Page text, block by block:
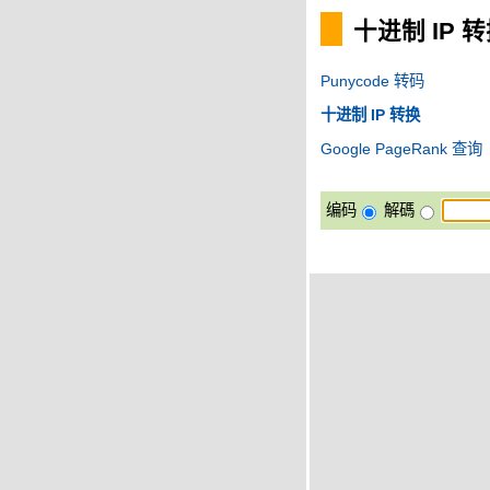
十进制 IP
Punycode 转码
十进制 IP 转换
Google PageRank 查询
编码 解碼